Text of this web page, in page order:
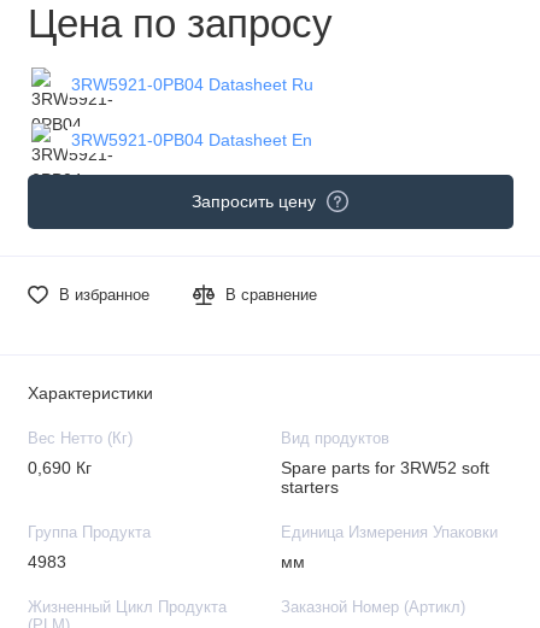
Цена по запросу
3RW5921-0PB04 Datasheet Ru
3RW5921-0PB04 Datasheet En
Запросить цену
В избранное В сравнение
Характеристики
Вес Нетто (Кг)
0,690 Кг
Вид продуктов
Spare parts for 3RW52 soft
starters
Группа Продукта
4983
Единица Измерения Упаковки
мм
Жизненный Цикл Продукта
Заказной Номер (Артикл)